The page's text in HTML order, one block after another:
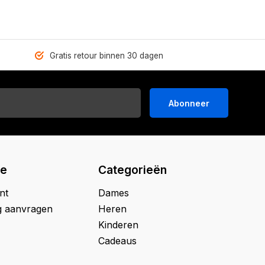
Gratis retour binnen 30 dagen
Abonneer
aanvragen
Categorieën
Dames
Heren
Kinderen
Cadeaus